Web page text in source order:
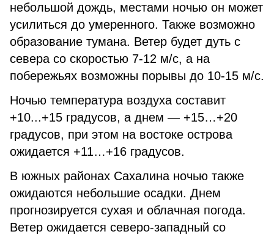
небольшой дождь, местами ночью он может
усилиться до умеренного. Также возможно
образование тумана. Ветер будет дуть с
севера со скоростью 7-12 м/с, а на
побережьях возможны порывы до 10-15 м/с.
Ночью температура воздуха составит
+10...+15 градусов, а днем — +15…+20
градусов, при этом на востоке острова
ожидается +11…+16 градусов.
В южных районах Сахалина ночью также
ожидаются небольшие осадки. Днем
прогнозируется сухая и облачная погода.
Ветер ожидается северо-западный со